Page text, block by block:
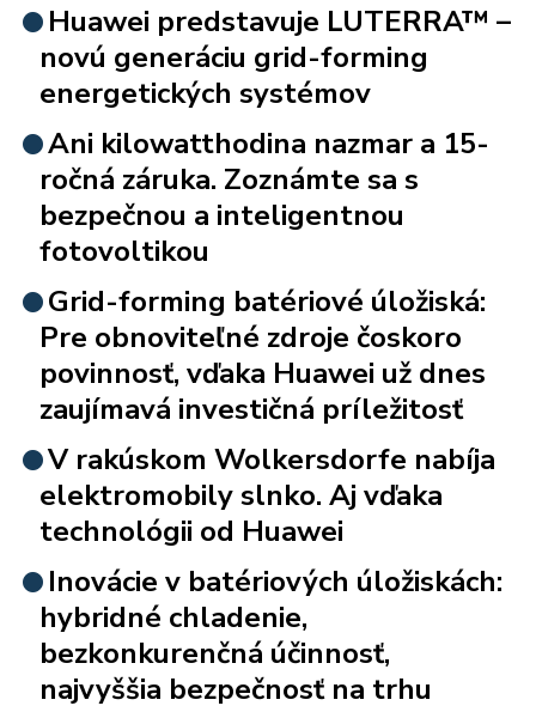
Huawei predstavuje LUTERRA™ –
novú generáciu grid-forming
energetických systémov
Ani kilowatthodina nazmar a 15-
ročná záruka. Zoznámte sa s
bezpečnou a inteligentnou
fotovoltikou
Grid-forming batériové úložiská:
Pre obnoviteľné zdroje čoskoro
povinnosť, vďaka Huawei už dnes
zaujímavá investičná príležitosť
V rakúskom Wolkersdorfe nabíja
elektromobily slnko. Aj vďaka
technológii od Huawei
Inovácie v batériových úložiskách:
hybridné chladenie,
bezkonkurenčná účinnosť,
najvyššia bezpečnosť na trhu